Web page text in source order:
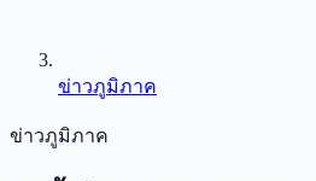
ข่าวภูมิภาค
ข่าวภูมิภาค